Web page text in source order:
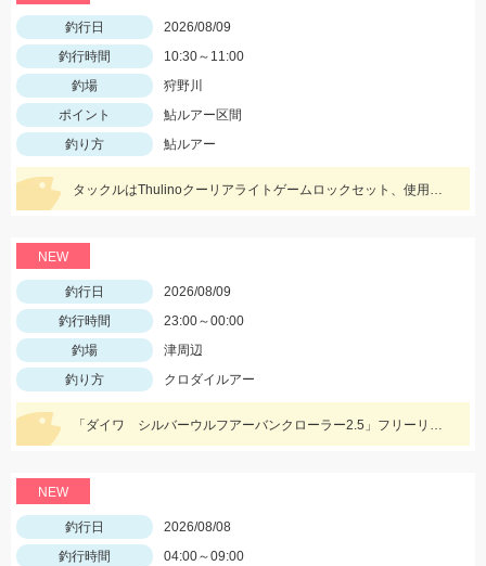
釣行日
2026/08/09
釣行時間
10:30～11:00
釣場
狩野川
ポイント
鮎ルアー区間
釣り方
鮎ルアー
タックルはThulinoクーリアライトゲームロックセット、使用ルアーはアイマ祈晴(キハル)MD75F。20cm超え多くハリ飛ばされました。
NEW
釣行日
2026/08/09
釣行時間
23:00～00:00
釣場
津周辺
釣り方
クロダイルアー
「ダイワ シルバーウルフアーバンクローラー2.5」フリーリグでヒット！
NEW
釣行日
2026/08/08
釣行時間
04:00～09:00